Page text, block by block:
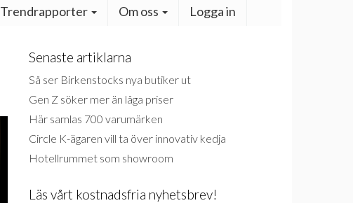
Trendrapporter Om oss Logga in
Senaste artiklarna
Så ser Birkenstocks nya butiker ut
Gen Z söker mer än låga priser
Här samlas 700 varumärken
Circle K-ägaren vill ta över innovativ kedja
Hotellrummet som showroom
Läs vårt kostnadsfria nyhetsbrev!